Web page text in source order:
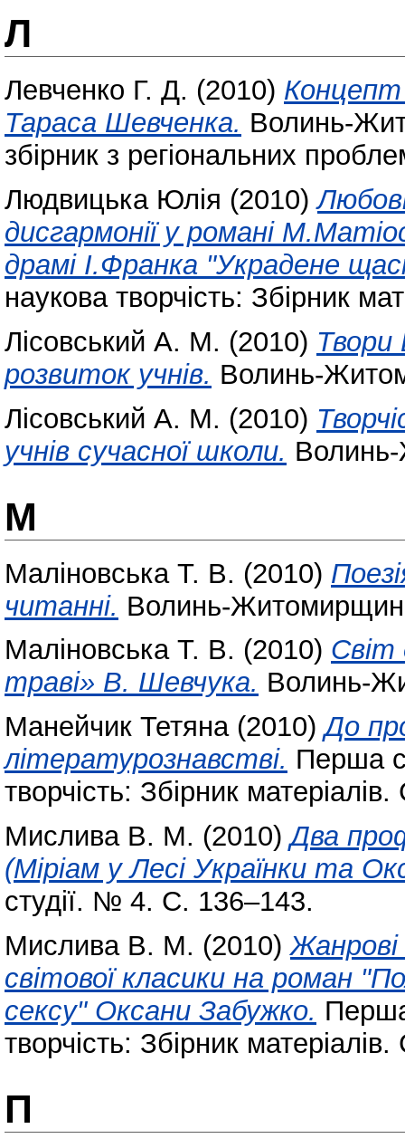
Л
Левченко Г. Д. (2010) Концепт
Тараса Шевченка. Волинь-
збірник з регіональних
Людвицька Юлія (2010)
дисгармонії у романі
драмі І.Франка "Украдене
наукова творчість: Збірник
Лісовський А. М. (2010) Твори
розвиток учнів. Волинь-
Лісовський А. М. (2010)
учнів сучасної школи.
М
Маліновська Т. В. (2010)
читанні. Волинь-
Маліновська Т. В. (2010) Світ
траві» В. Шевчука. Волинь-
Манейчик Тетяна(2010)До
літературознавстві. Перша
творчість: Збірник
Мислива В. М. (2010)Два
(Міріам у Лесі Українки та
студії. № 4. С. 136–143.
Мислива В. М. (2010)
світової класики на роман
сексу" Оксани Забужко.
творчість: Збірник
П